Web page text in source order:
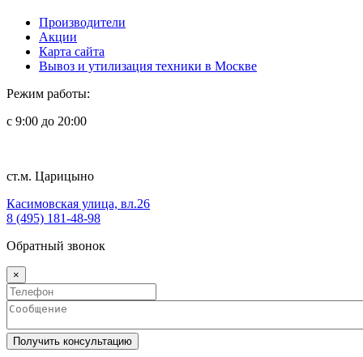
Производители
Акции
Карта сайта
Вывоз и утилизация техники в Москве
Режим работы:
с 9:00 до 20:00
ст.м. Царицыно
Касимовская улица, вл.26
8 (495) 181-48-98
Обратный звонок
×
Получить консультацию